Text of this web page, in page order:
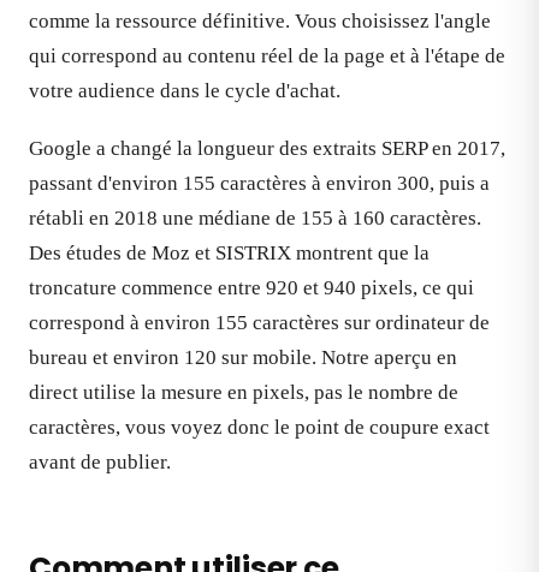
comme la ressource définitive. Vous choisissez l'angle
qui correspond au contenu réel de la page et à l'étape de
votre audience dans le cycle d'achat.
Google a changé la longueur des extraits SERP en 2017,
passant d'environ 155 caractères à environ 300, puis a
rétabli en 2018 une médiane de 155 à 160 caractères.
Des études de Moz et SISTRIX montrent que la
troncature commence entre 920 et 940 pixels, ce qui
correspond à environ 155 caractères sur ordinateur de
bureau et environ 120 sur mobile. Notre aperçu en
direct utilise la mesure en pixels, pas le nombre de
caractères, vous voyez donc le point de coupure exact
avant de publier.